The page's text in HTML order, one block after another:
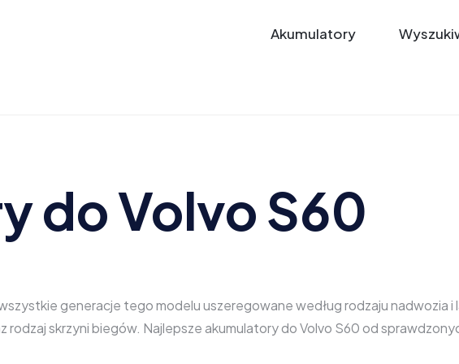
Akumulatory
do Volvo S60
generacje tego modelu uszeregowane według rodzaju nadwozia
skrzyni biegów. Najlepsze akumulatory do Volvo S60 od